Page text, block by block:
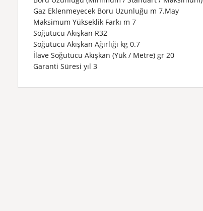
Gaz Eklenmeyecek Boru Uzunluğu m 7.May
Maksimum Yükseklik Farkı m 7
Soğutucu Akışkan R32
Soğutucu Akışkan Ağırlığı kg 0.7
İlave Soğutucu Akışkan (Yük / Metre) gr 20
Garanti Süresi yıl 3